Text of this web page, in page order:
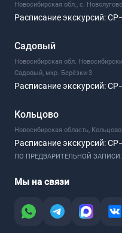
Новосибирская обл., с.
Расписание экскурсий:
Садовый
Новосибирская обл.
Садовый, мкр. Берёзки-3
Расписание экскурсий:
Кольцово
Новосибирская область,
Расписание экскурсий:
ПО ПРЕДВАРИТЕЛЬНОЙ ЗАПИСИ.
Мы на связи